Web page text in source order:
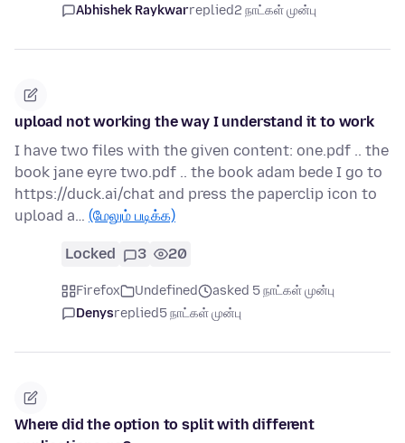
Abhishek Raykwarreplied2 நாட்கள் முன்பு
upload not working the way I understand it to work
I have two files with the given content: one.pdf .. the
book jane eyre two.pdf .. the book adam bede I go to
https://duck.ai/chat and press the paperclip icon to
upload a… (மேலும் படிக்க)
Locked 3 20
Firefox Undefined
asked 5 நாட்கள் முன்பு
Denysreplied5 நாட்கள் முன்பு
Where did the option to split with different